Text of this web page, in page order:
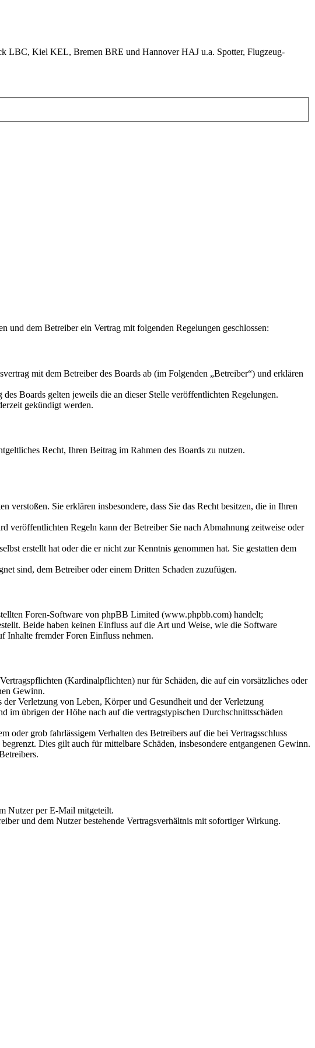
LBC, Kiel KEL, Bremen BRE und Hannover HAJ u.a. Spotter, Flugzeug-
dem Betreiber ein Vertrag mit folgenden Regelungen geschlossen:
mit dem Betreiber des Boards ab (im Folgenden „Betreiber“) und erklären
Boards gelten jeweils die an dieser Stelle veröffentlichten Regelungen.
gekündigt werden.
Recht, Ihren Beitrag im Rahmen des Boards zu nutzen.
verstoßen. Sie erklären insbesondere, dass Sie das Recht besitzen, die in Ihren
veröffentlichten Regeln kann der Betreiber Sie nach Abmahnung zeitweise oder
erstellt hat oder die er nicht zur Kenntnis genommen hat. Sie gestatten dem
sind, dem Betreiber oder einem Dritten Schaden zuzufügen.
Foren-Software von phpBB Limited (www.phpbb.com) handelt;
Beide haben keinen Einfluss auf die Art und Weise, wie die Software
Inhalte fremder Foren Einfluss nehmen.
(Kardinalpflichten) nur für Schäden, die auf ein vorsätzliches oder
Gewinn.
Verletzung von Leben, Körper und Gesundheit und der Verletzung
im übrigen der Höhe nach auf die vertragstypischen Durchschnittsschäden
grob fahrlässigem Verhalten des Betreibers auf die bei Vertragsschluss
Dies gilt auch für mittelbare Schäden, insbesondere entgangenen Gewinn.
Nutzer per E-Mail mitgeteilt.
und dem Nutzer bestehende Vertragsverhältnis mit sofortiger Wirkung.